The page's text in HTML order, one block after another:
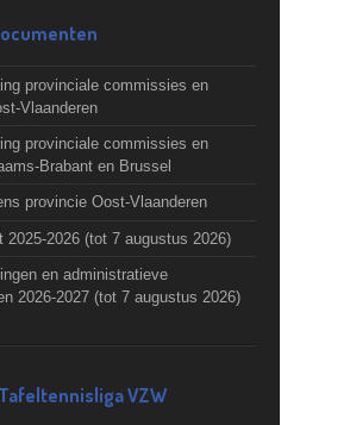
provinciale commissies en
Vlaanderen
provinciale commissies en
Brabant en Brussel
provincie Oost-Vlaanderen
2025-2026 (tot 7 augustus 2026)
en administratieve
2026-2027 (tot 7 augustus 2026)
VZW